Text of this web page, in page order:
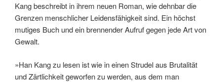
Kang beschreibt in ihrem neuen Roman, wie dehnbar die
Grenzen menschlicher Leidensfähigkeit sind. Ein höchst
mutiges Buch und ein brennender Aufruf gegen jede Art von
Gewalt.
»Han Kang zu lesen ist wie in einen Strudel aus Brutalität
und Zärtlichkeit geworfen zu werden, aus dem man